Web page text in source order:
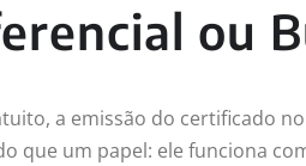
ou
a emissão do certificado
que um papel: ele funciona